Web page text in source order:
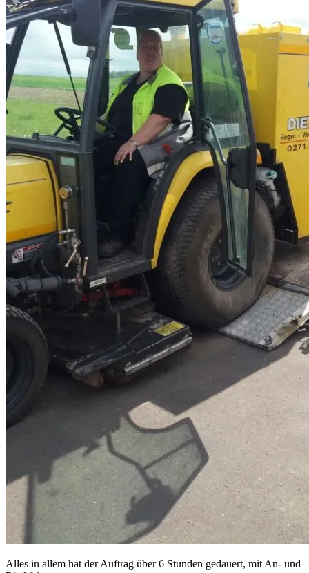
Alles in allem hat der Auftrag über 6 Stunden gedauert, mit An- und